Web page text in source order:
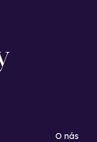
O nás